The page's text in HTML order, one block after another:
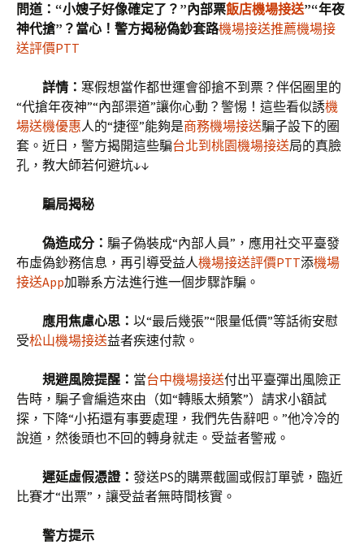
問道：“小嫂子好像確定了？”內部票飯店機場接送”“年夜
神代搶”？當心！警方揭秘偽鈔套路機場接送推薦機場接
送評價PTT
詳情： 寒假想當作都世運會卻搶不到票？伴侶圈里的
“代搶年夜神”“內部渠道”讓你心動？警惕！這些看似誘機
場送機優惠人的“捷徑”能夠是商務機場接送騙子設下的圈
套。近日，警方揭開這些騙台北到桃園機場接送局的真臉
孔，教大師若何避坑↓↓
騙局揭秘
偽造成分： 騙子偽裝成“內部人員”，應用社交平臺發
布虛偽鈔務信息，再引導受益人機場接送評價PTT添機場
接送App加聯系方法進行進一個步驟詐騙。
應用焦慮心思： 以“最后幾張”“限量低價”等話術安慰
受松山機場接送益者疾速付款。
規避風險提醒： 當台中機場接送付出平臺彈出風險正
告時，騙子會編造來由（如“轉賬太頻繁”）請求小額試
探，下降“小拓還有事要處理，我們先告辭吧。”他冷冷的
說道，然後頭也不回的轉身就走。受益者警戒。
遲延虛假憑證： 發送PS的購票截圖或假訂單號，臨近
比賽才“出票”，讓受益者無時間核實。
警方提示